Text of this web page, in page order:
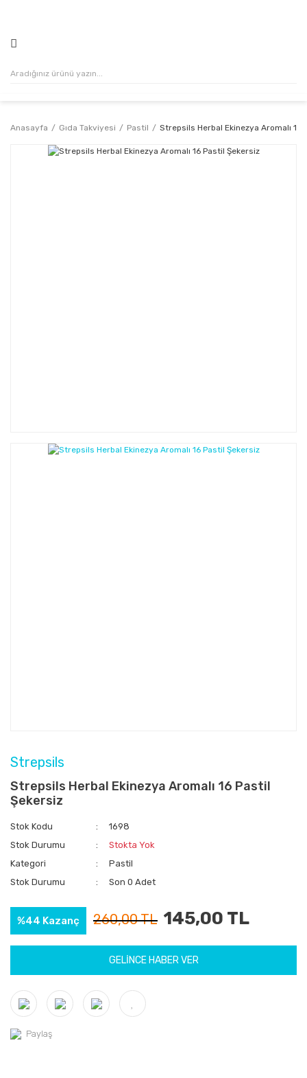
Anasayfa Gıda Takviyesi Pastil Strepsils Herbal Ekinezya Aromalı 16
Strepsils
Strepsils Herbal Ekinezya Aromalı 16 Pastil
Şekersiz
Stok Kodu
1698
Stok Durumu
Stokta Yok
Kategori
Pastil
Stok Durumu
Son 0 Adet
%44 Kazanç 260,00 TL 145,00 TL
GELİNCE HABER VER
Paylaş